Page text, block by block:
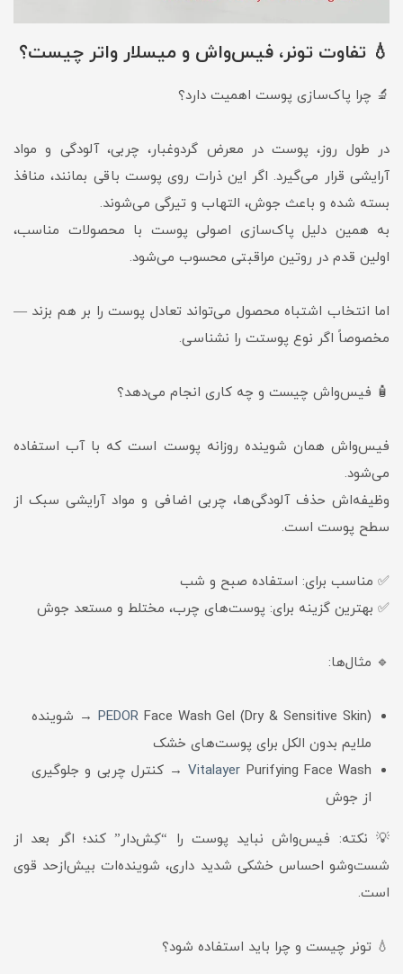
💧 تفاوت تونر، فیس‌واش و میسلار واتر چیست؟
🔬 چرا پاک‌سازی پوست اهمیت دارد؟
در طول روز، پوست در معرض گردوغبار، چربی، آلودگی و مواد
آرایشی قرار می‌گیرد. اگر این ذرات روی پوست باقی بمانند، منافذ
بسته شده و باعث جوش، التهاب و تیرگی می‌شوند.
به همین دلیل پاک‌سازی اصولی پوست با محصولات مناسب،
اولین قدم در روتین مراقبتی محسوب می‌شود.
اما انتخاب اشتباه محصول می‌تواند تعادل پوست را بر هم بزند —
مخصوصاً اگر نوع پوستت را نشناسی.
🧴 فیس‌واش چیست و چه کاری انجام می‌دهد؟
فیس‌واش همان شوینده روزانه پوست است که با آب استفاده
می‌شود.
وظیفه‌اش حذف آلودگی‌ها، چربی اضافی و مواد آرایشی سبک از
سطح پوست است.
✅ مناسب برای: استفاده صبح و شب
✅ بهترین گزینه برای: پوست‌های چرب، مختلط و مستعد جوش
🔹 مثال‌ها:
PEDOR Face Wash Gel (Dry & Sensitive Skin) → شوینده
ملایم بدون الکل برای پوست‌های خشک
VitalayerPurifying Face Wash → کنترل چربی و جلوگیری
از جوش
💡 نکته: فیس‌واش نباید پوست را “کِش‌دار” کند؛ اگر بعد از
شست‌وشو احساس خشکی شدید داری، شوینده‌ات بیش‌ازحد قوی
است.
💧 تونر چیست و چرا باید استفاده شود؟